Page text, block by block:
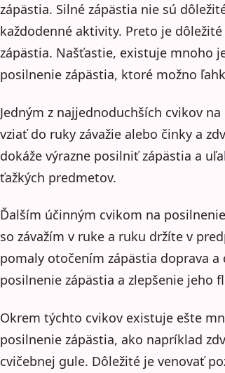
zápästia. Silné zápästia nie sú
každodenné aktivity. Preto je
zápästia. Našťastie, existuje mnoho
posilnenie zápästia, ktoré možno
Jedným z najjednoduchších cvikov
vziať do ruky závažie alebo činky a
dokáže výrazne posilniť zápästia a
ťažkých predmetov.
Ďalším účinným cvikom na
so závažím v ruke a ruku držíte v
pomaly otočením zápästia doprava
posilnenie zápästia a zlepšenie jeho
Okrem týchto cvikov existuje ešte
posilnenie zápästia, ako napríklad
cvičebnej gule. Dôležité je venovať